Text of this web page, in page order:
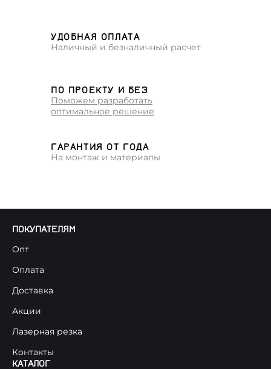
УДОБНАЯ ОПЛАТА
Наличный и безналичный расчет
ПО ПРОЕКТУ И БЕЗ
Поможем разработать
оптимальное решение
ГАРАНТИЯ ОТ ГОДА
На монтаж и материалы
ПОКУПАТЕЛЯМ
Опт
Оплата
Доставка
Акции
Лазерная резка
Контакты
КАТАЛОГ